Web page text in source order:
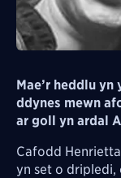
Mae’r heddlu
ddynes mewn
ar goll yn ardal
Cafodd
yn set o dripledi,